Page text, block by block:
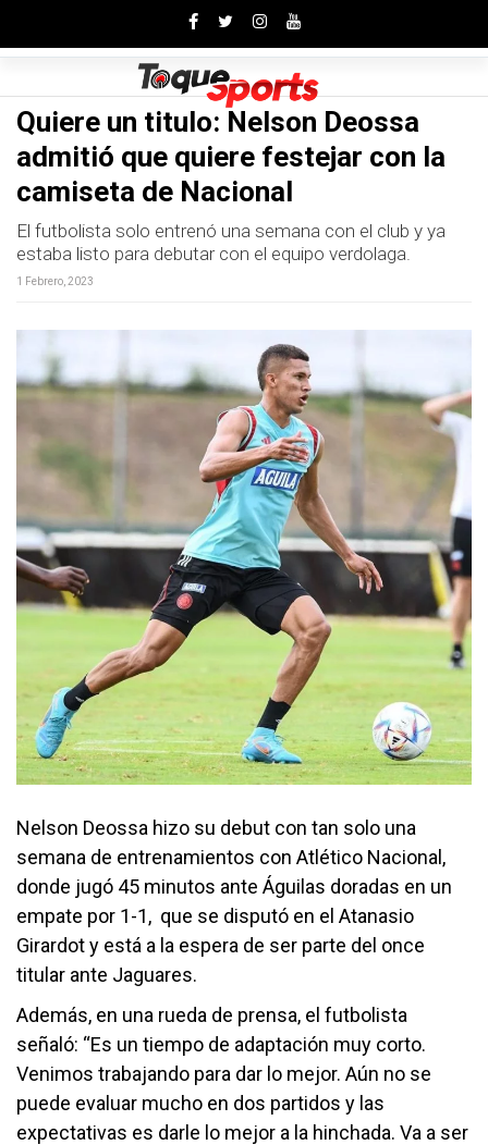
Quiere un titulo: Nelson Deossa
admitió que quiere festejar con la
camiseta de Nacional
El futbolista solo entrenó una semana con el club y ya
estaba listo para debutar con el equipo verdolaga.
1 Febrero, 2023
Nelson Deossa hizo su debut con tan solo una
semana de entrenamientos con Atlético Nacional,
donde jugó 45 minutos ante Águilas doradas en un
empate por 1-1, que se disputó en el Atanasio
Girardot y está a la espera de ser parte del once
titular ante Jaguares.
Además, en una rueda de prensa, el futbolista
señaló: “Es un tiempo de adaptación muy corto.
Venimos trabajando para dar lo mejor. Aún no se
puede evaluar mucho en dos partidos y las
expectativas es darle lo mejor a la hinchada. Va a ser